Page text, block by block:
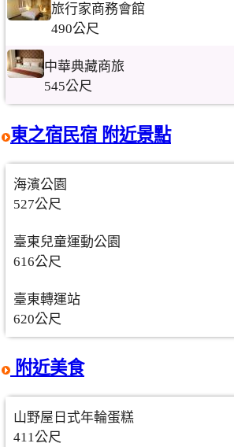
旅行家商務會館
490公尺
中華典藏商旅
545公尺
東之宿民宿 附近景點
海濱公園
527公尺
臺東兒童運動公園
616公尺
臺東轉運站
620公尺
附近美食
山野屋日式年輪蛋糕
411公尺